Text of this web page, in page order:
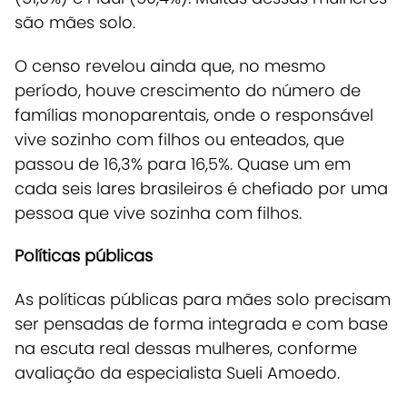
são mães solo.
O censo revelou ainda que, no mesmo
período, houve crescimento do número de
famílias monoparentais, onde o responsável
vive sozinho com filhos ou enteados, que
passou de 16,3% para 16,5%. Quase um em
cada seis lares brasileiros é chefiado por uma
pessoa que vive sozinha com filhos.
Políticas públicas
As políticas públicas para mães solo precisam
ser pensadas de forma integrada e com base
na escuta real dessas mulheres, conforme
avaliação da especialista Sueli Amoedo.